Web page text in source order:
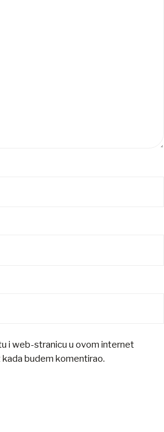
i web-stranicu u ovom internet
budem komentirao.